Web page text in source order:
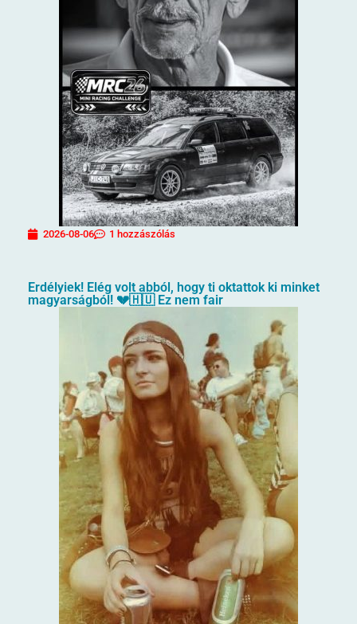
2026-08-06 1 hozzászólás
Erdélyiek! Elég volt abból, hogy ti oktattok ki minket
magyarságból! 💔🇭🇺 Ez nem fair